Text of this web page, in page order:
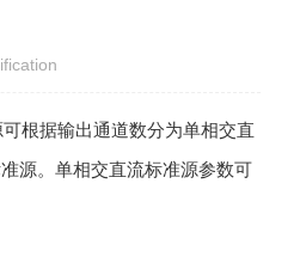
根据输出通道数分为单相交直
源。单相交直流标准源参数可